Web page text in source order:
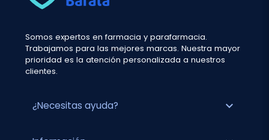
Somos expertos en farmacia y parafarmacia.
Trabajamos para las mejores marcas. Nuestra mayor
prioridad es la atención personalizada a nuestros
clientes.
¿Necesitas ayuda? expand_more